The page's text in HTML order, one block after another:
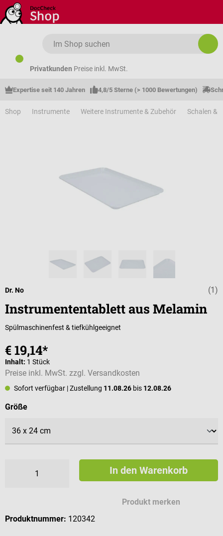
Zum Hauptinhalt springen
Privatkunden Preise inkl. MwSt.
Expertise seit 140 Jahren 4,8/5 Sterne (> 1000 Bewertungen)
Shop Instrumente Weitere Instrumente & Zubehör Schalen &
(1)
Dr. No
Instrumententablett aus Melamin
Spülmaschinenfest & tiefkühlgeeignet
€ 19,14*
Inhalt: 1 Stück
Preise inkl. MwSt. zzgl. Versandkosten
Sofort verfügbar | Zustellung 11.08.26 bis 12.08.26
Größeauswählen
In den Warenkorb
Produkt merken
Produktnummer: 120342